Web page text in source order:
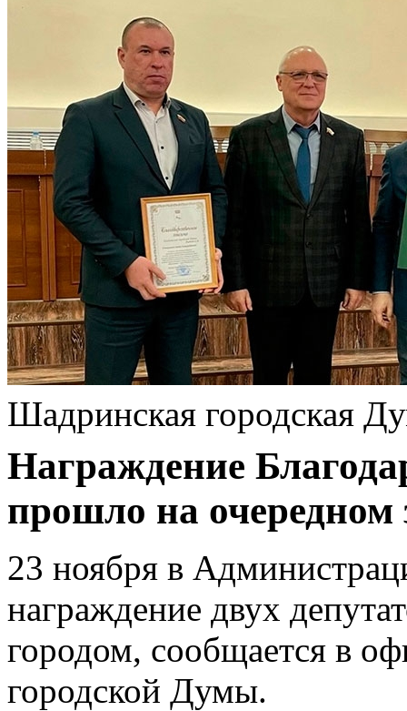
Шадринская городская
Награждение
прошло на
23 ноября в
награждение двух
городом, сообщается в
городской Думы.